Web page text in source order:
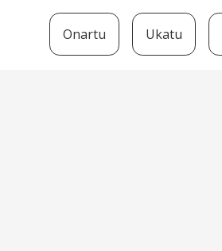
Onartu Ukatu